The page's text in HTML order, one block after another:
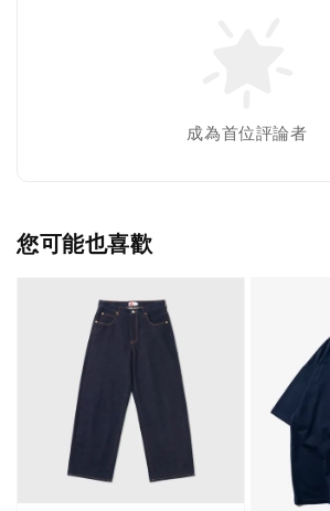
成為首位評論者
您可能也喜歡